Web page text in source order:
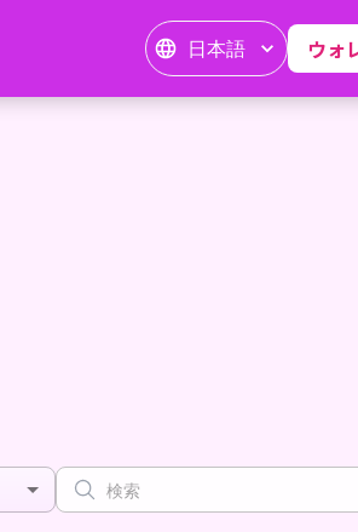
日本語 ウォ